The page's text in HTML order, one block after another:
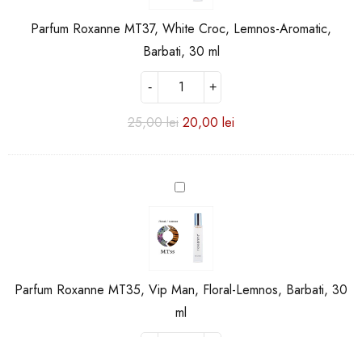
Aromatic,
Barbati,
ml
Parfum Roxanne MT37, White Croc, Lemnos-Aromatic,
Barbati, 30 ml
25,00lei 20,00 lei
Parfum
MT35,
Vip
Man,
Lemnos,
Barbati,
Parfum Roxanne MT35, Vip Man, Floral-Lemnos, Barbati, 30
ml